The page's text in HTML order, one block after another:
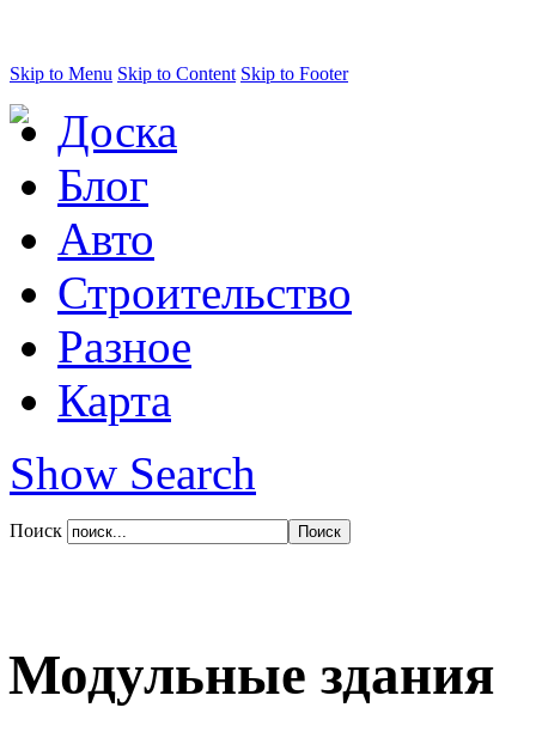
Skip to Menu Skip to Content Skip to Footer
Доска
Блог
Авто
Строительство
Разное
Карта
Show Search
Поиск
Модульные здания